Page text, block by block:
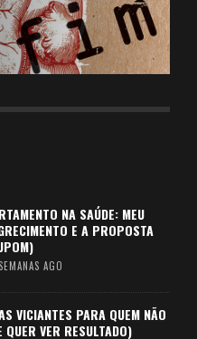
NA SAÚDE: MEU
E A PROPOSTA
AGO
VICIANTES PARA QUEM NÃO
QUER VER RESULTADO)